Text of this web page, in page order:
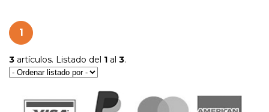
1
3 artículos. Listado del 1 al 3.